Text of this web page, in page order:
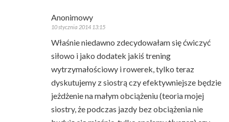
Anonimowy
10 stycznia 2014 13:15
Właśnie niedawno zdecydowałam się ćwiczyć
siłowo i jako dodatek jakiś trening
wytrzymałościowy i rowerek, tylko teraz
dyskutujemy z siostrą czy efektywniejsze będzie
jeżdżenie na małym obciążeniu (teoria mojej
siostry, że podczas jazdy bez obciążenia nie